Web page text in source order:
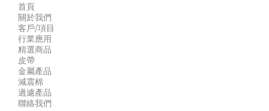
首頁
關於我們
客戶/項目
行業應用
精選商品
皮帶
金屬產品
減震棉
過濾產品
聯絡我們